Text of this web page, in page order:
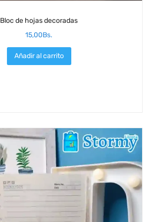
Bloc de hojas decoradas
15,00Bs.
Añadir al carrito